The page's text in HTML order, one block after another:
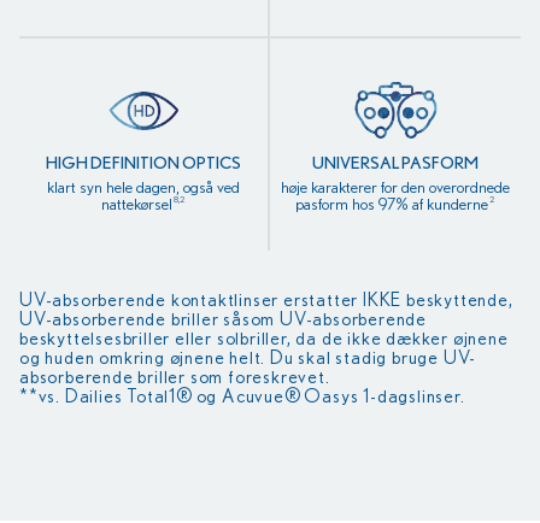
HIGH DEFINITION OPTICS
klart syn hele dagen, også ved
nattekørsel 8,2
UNIVERSAL PASFORM
høje karakterer for den overordnede
pasform hos 97% af kunderne2
UV-absorberende kontaktlinser erstatter IKKE beskyttende,
UV-absorberende briller såsom UV-absorberende
beskyttelsesbriller eller solbriller, da de ikke dækker øjnene
og huden omkring øjnene helt. Du skal stadig bruge UV-
absorberende briller som foreskrevet.
**vs. Dailies Total1® og Acuvue® Oasys 1-dagslinser.